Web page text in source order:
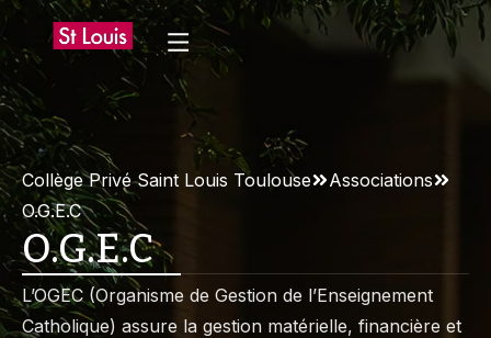
Collège Privé Saint Louis Toulouse
Associations
O.G.E.C
O.G.E.C
L’OGEC (Organisme de Gestion de l’Enseignement
Catholique) assure la gestion matérielle, financière et